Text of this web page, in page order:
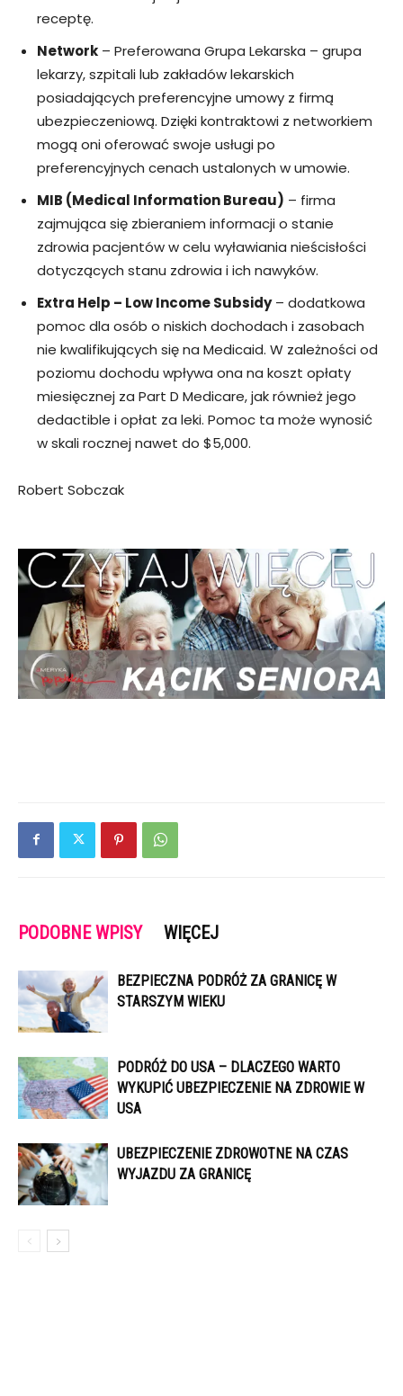
receptę.
Network – Preferowana Grupa Lekarska – grupa
lekarzy, szpitali lub zakładów lekarskich
posiadających preferencyjne umowy z firmą
ubezpieczeniową. Dzięki kontraktowi z networkiem
mogą oni oferować swoje usługi po
preferencyjnych cenach ustalonych w umowie.
MIB (Medical Information Bureau) – firma
zajmująca się zbieraniem informacji o stanie
zdrowia pacjentów w celu wyławiania nieścisłości
dotyczących stanu zdrowia i ich nawyków.
Extra Help – Low Income Subsidy– dodatkowa
pomoc dla osób o niskich dochodach i zasobach
nie kwalifikujących się na Medicaid. W zależności od
poziomu dochodu wpływa ona na koszt opłaty
miesięcznej za Part D Medicare, jak również jego
dedactible i opłat za leki. Pomoc ta może wynosić
w skali rocznej nawet do $5,000.
Robert Sobczak
PODOBNE WPISY WIĘCEJ
BEZPIECZNA PODRÓŻ ZA GRANICĘ W
STARSZYM WIEKU
PODRÓŻ DO USA – DLACZEGO WARTO
WYKUPIĆ UBEZPIECZENIE NA ZDROWIE W
USA
UBEZPIECZENIE ZDROWOTNE NA CZAS
WYJAZDU ZA GRANICĘ